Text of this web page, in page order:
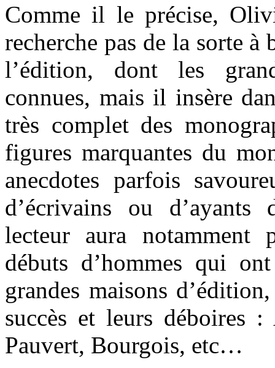
Comme il le précise,
recherche pas de la sorte à
l’édition, dont les
connues, mais il insère
très complet des
figures marquantes du
anecdotes parfois
d’écrivains ou
lecteur aura
débuts d’hommes qui
grandes maisons
succès et leurs déboires
Pauvert, Bourgois, etc…